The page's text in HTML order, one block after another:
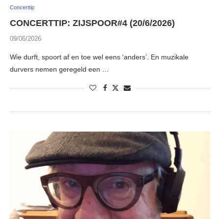
Concerttip
CONCERTTIP: ZIJSPOOR#4 (20/6/2026)
09/06/2026
Wie durft, spoort af en toe wel eens ‘anders’. En muzikale
durvers nemen geregeld een …